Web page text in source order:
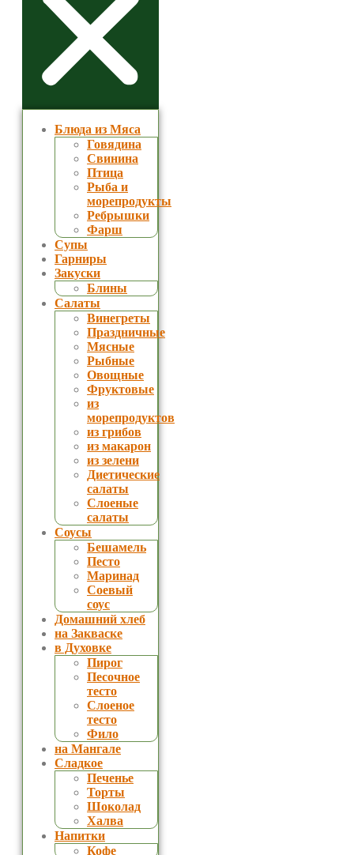
Блюда из Мяса
Говядина
Свинина
Птица
Рыба и
морепродукты
Ребрышки
Фарш
Супы
Гарниры
Закуски
Блины
Салаты
Винегреты
Праздничные
Мясные
Рыбные
Овощные
Фруктовые
из
морепродуктов
из грибов
из макарон
из зелени
Диетические
салаты
Слоеные
салаты
Соусы
Бешамель
Песто
Маринад
Соевый
соус
Домашний хлеб
на Закваске
в Духовке
Пирог
Песочное
тесто
Слоеное
тесто
Фило
на Мангале
Сладкое
Печенье
Торты
Шоколад
Халва
Напитки
Кофе